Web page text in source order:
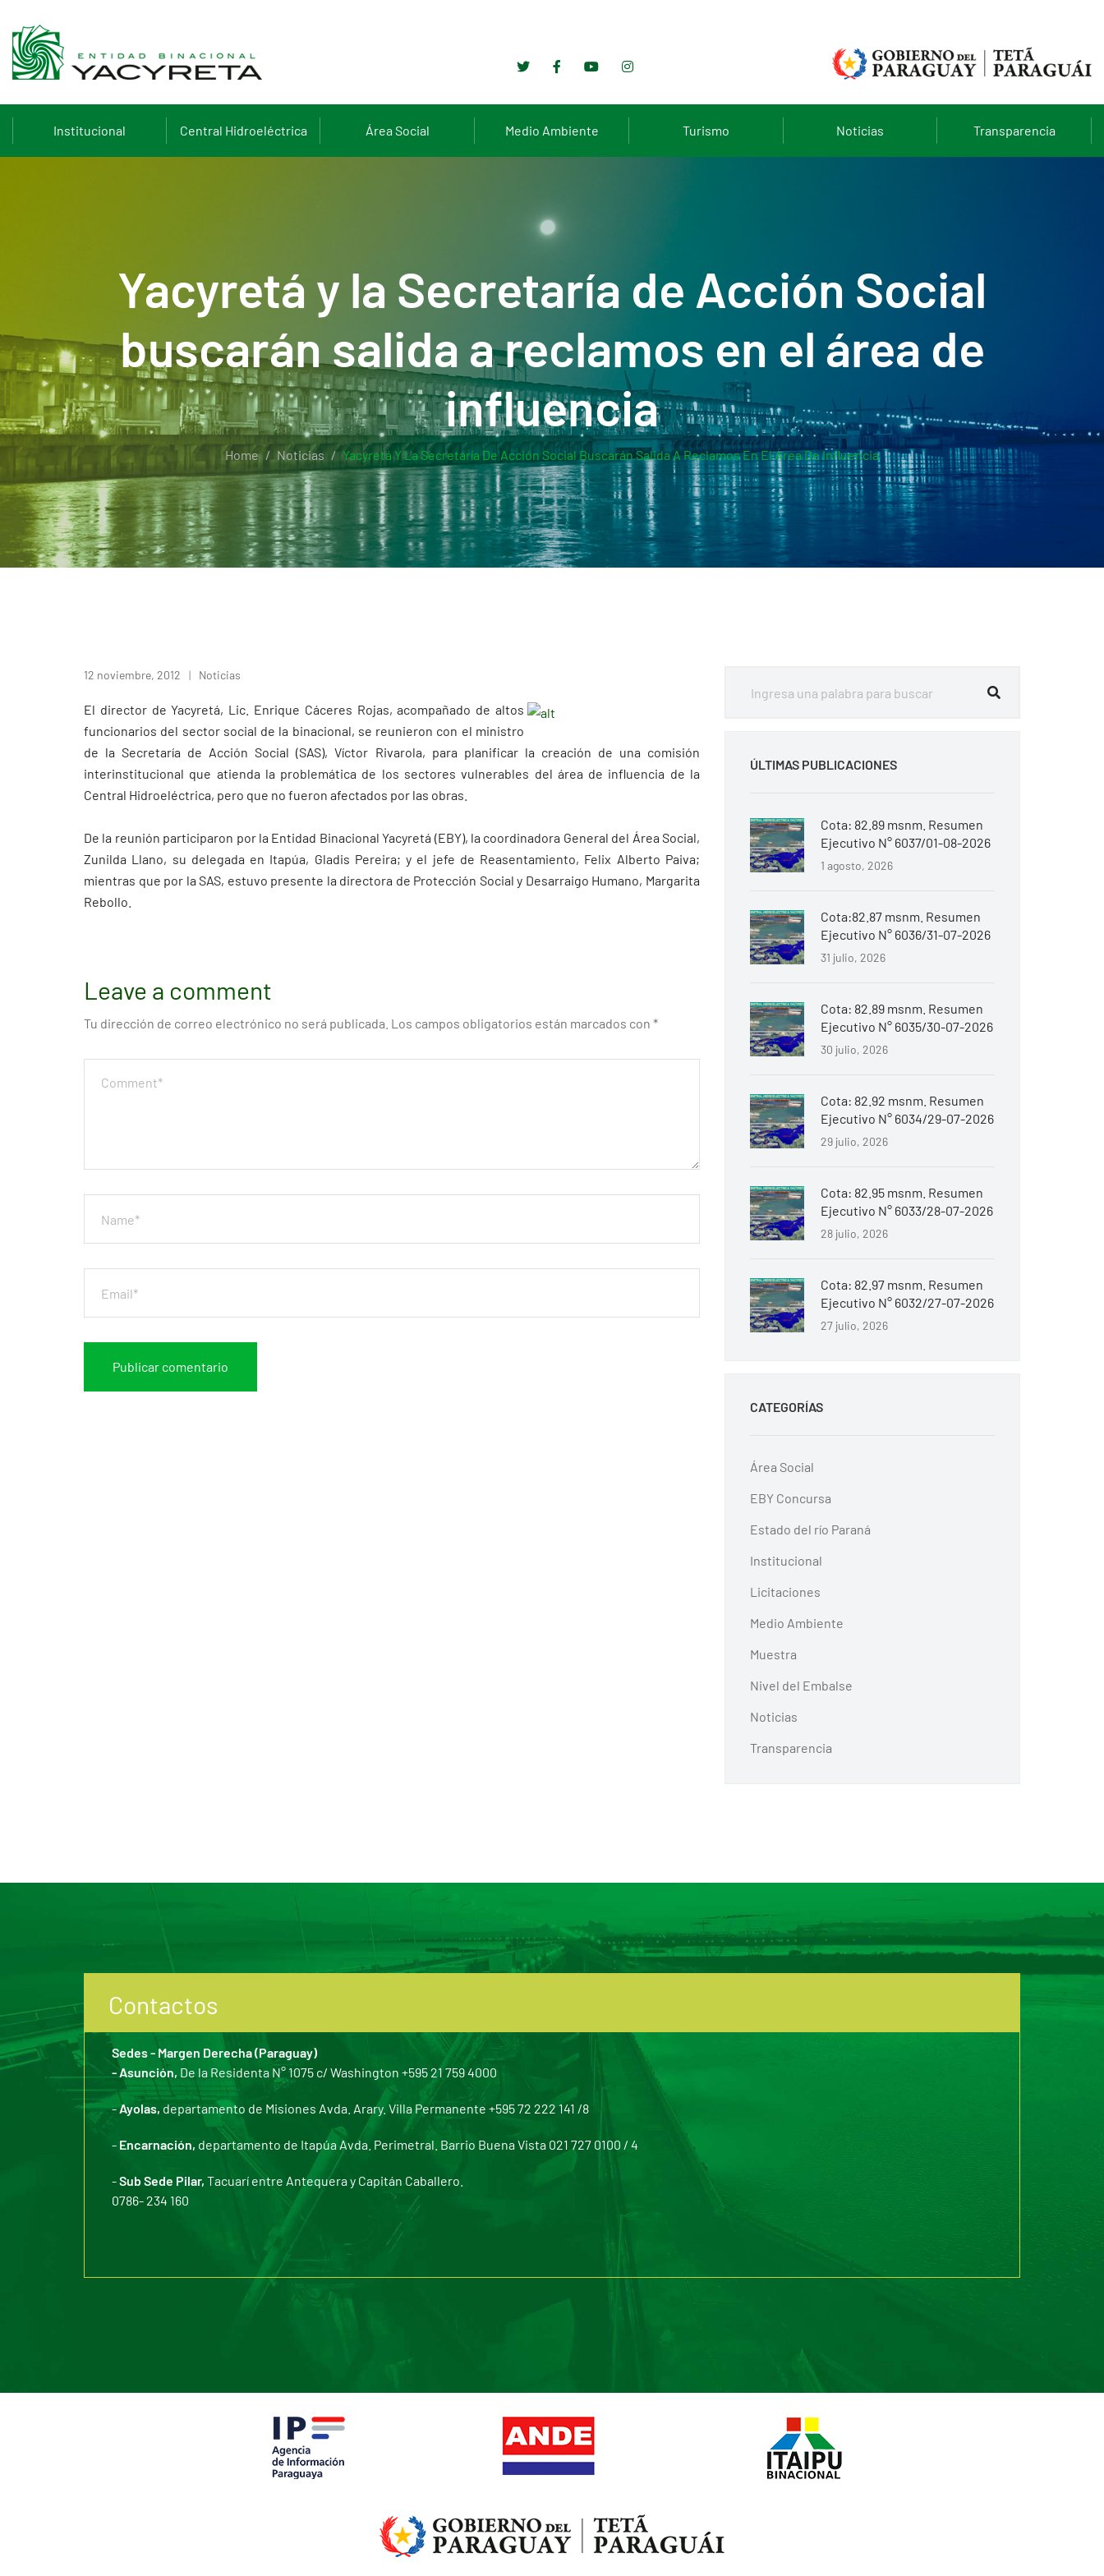
Institucional Central Hidroeléctrica Área Social Medio Ambiente Turismo Noticias Transparencia
Yacyretá y la Secretaría de Acción Social
buscarán salida a reclamos en el área de
influencia
Home Noticias Yacyretá Y La Secretaría De Acción Social Buscarán Salida A Reclamos En El Área De Influencia
12 noviembre, 2012 Noticias
El director de Yacyretá, Lic. Enrique Cáceres Rojas, acompañado de altos
funcionarios del sector social de la binacional, se reunieron con el ministro
de la Secretaría de Acción Social (SAS), Víctor Rivarola, para planificar la creación de una comisión
interinstitucional que atienda la problemática de los sectores vulnerables del área de influencia de la
Central Hidroeléctrica, pero que no fueron afectados por las obras.
De la reunión participaron por la Entidad Binacional Yacyretá (EBY), la coordinadora General del Área Social,
Zunilda Llano, su delegada en Itapúa, Gladis Pereira; y el jefe de Reasentamiento, Felix Alberto Paiva;
mientras que por la SAS, estuvo presente la directora de Protección Social y Desarraigo Humano, Margarita
Rebollo.
Leave a comment
Tu dirección de correo electrónico no será publicada. Los campos obligatorios están marcados con *
ÚLTIMAS PUBLICACIONES
Cota: 82.89 msnm. Resumen
Ejecutivo N° 6037/01-08-2026
1 agosto, 2026
Cota:82.87 msnm. Resumen
Ejecutivo N° 6036/31-07-2026
31 julio, 2026
Cota: 82.89 msnm. Resumen
Ejecutivo N° 6035/30-07-2026
30 julio, 2026
Cota: 82.92 msnm. Resumen
Ejecutivo N° 6034/29-07-2026
29 julio, 2026
Cota: 82.95 msnm. Resumen
Ejecutivo N° 6033/28-07-2026
28 julio, 2026
Cota: 82.97 msnm. Resumen
Ejecutivo N° 6032/27-07-2026
27 julio, 2026
CATEGORÍAS
Área Social
EBY Concursa
Estado del río Paraná
Institucional
Licitaciones
Medio Ambiente
Muestra
Nivel del Embalse
Noticias
Transparencia
Contactos
Sedes - Margen Derecha (Paraguay)
- Asunción, De la Residenta N° 1075 c/ Washington +595 21 759 4000
-Ayolas, departamento de Misiones Avda. Arary. Villa Permanente +595 72 222 141 /8
- Encarnación, departamento de Itapúa Avda. Perimetral. Barrio Buena Vista 021 727 0100 / 4
-Sub Sede Pilar, Tacuarí entre Antequera y Capitán Caballero.
0786- 234 160